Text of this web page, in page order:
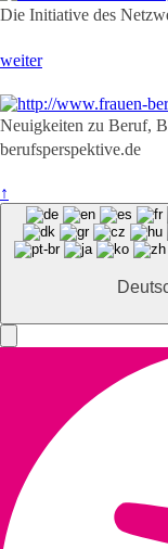
Die Initiative des
weiter
Neuigkeiten zu Beruf,
berufsperspektive.de
↑